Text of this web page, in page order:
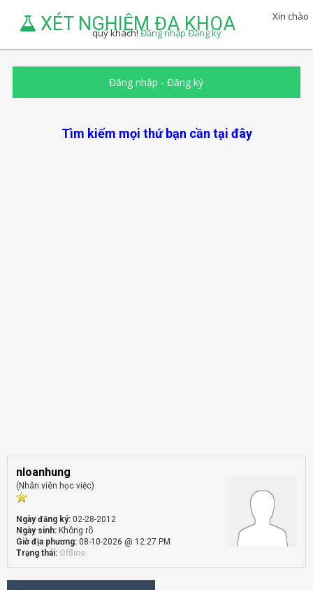
XÉT NGHIỆM ĐA KHOA
Xin chào
quý khách!Đăng nhậpĐăng ký
Đăng nhập -Đăng ký
Tìm kiếm mọi thứ bạn cần tại đây
nloanhung
(Nhân viên học việc)
Ngày đăng ký: 02-28-2012
Ngày sinh: Không rõ
Giờ địa phương: 08-10-2026 @ 12:27 PM
Trạng thái: Offline